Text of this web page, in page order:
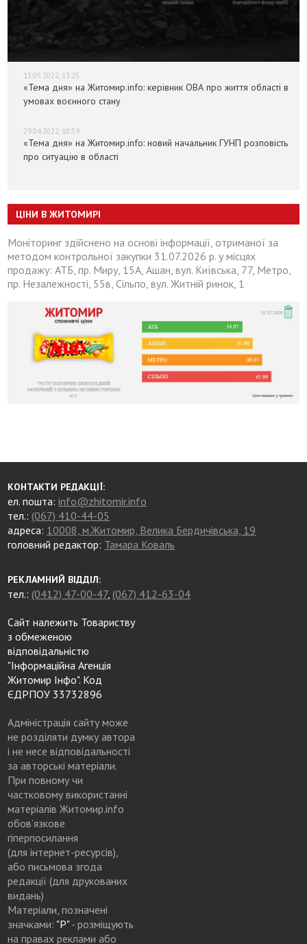
13.05.2022, 13:25
«Тема дня» на Житомир.info: керівник ОВА про життя області в
умовах воєнного стану
29.04.2022, 10:59
«Тема дня» на Житомир.info: новий начальник ГУНП розповість
про ситуацію в області
ЦІНИ В ЖИТОМИРІ
Моніторинг здійснено на основі інформації, отриманої за
методом контрольної закупки 31.07.2026 р. у місцях
продажу: АТБ, пр. Миру, 15А, Ашан, вул. Київська, 77, Метро,
пр. Незалежності, 55в, Сільпо, вул. Житній ринок, 1
КОНТАКТИ РЕДАКЦІЇ:
ел. пошта:info@zhitomir.info
тел.: (067) 410-44-05
адреса: 10008, м.Житомир, Велика Бердичівська, 19
головний редактор: Тамара Коваль
РЕКЛАМНИЙ ВІДДІЛ:
тел.: (0412) 47-00-47, (067) 412-63-04
Сайт належить Товариству
з обмеженою
відповідальністю
"Інформаційна Агенція
Житомир Інфо". Код
ЄДРПОУ 33732896
Адміністрація сайту може
не розділяти думку автора
і не несе відповідальності
за авторські матеріали.
При повному чи
частковому використанні
матеріалів Житомир.info
обов’язкове
гіперпосилання
(для інтернет-ресурсів),
або письмова згода
редакції (для друкованих
видань)
Матеріали, позначені
значками: "Р"- розміщують
на правах реклами або